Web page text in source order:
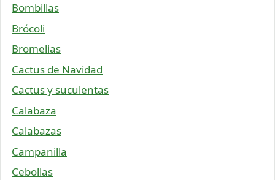
Bombillas
Brócoli
Bromelias
Cactus de Navidad
Cactus y suculentas
Calabaza
Calabazas
Campanilla
Cebollas